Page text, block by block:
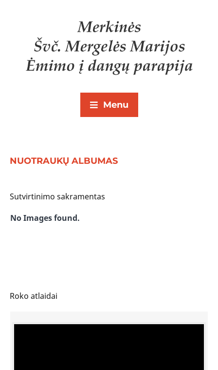
Menu
NUOTRAUKŲ ALBUMAS
Sutvirtinimo sakramentas
No Images found.
Roko atlaidai